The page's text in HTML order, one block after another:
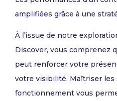
amplifiées grâce à une
À l’issue de notre
Discover, vous comprenez
peut renforcer votre
votre visibilité. Maîtriser
fonctionnement vous